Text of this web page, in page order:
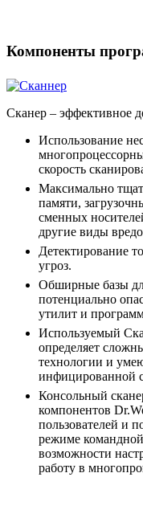
Компоненты
Сканер – эффективное
Использование
скорость
Максимально
памяти,
сменных
другие виды
Детектирование
угроз.
Обширные базы
потенциально
утилит и
Используемый
определяет
технологии и
инфицированной
Консольный
компонентов
пользователей и
режиме
возможности
работу в